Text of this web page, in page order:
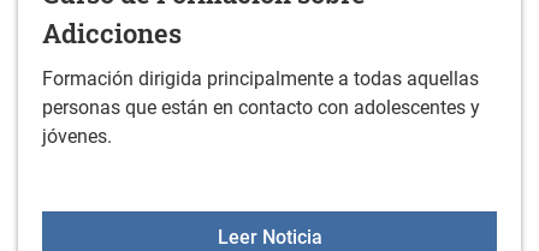
Adicciones
Formación dirigida principalmente a todas aquellas
personas que están en contacto con adolescentes y
jóvenes.
Leer NoticiaCurso de Formación